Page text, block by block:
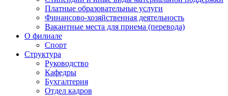
Платные образовательные услуги
Финансово-хозяйственная деятельность
Вакантные места для приема (перевода)
О филиале
Спорт
Структура
Руководство
Кафедры
Бухгалтерия
Отдел кадров